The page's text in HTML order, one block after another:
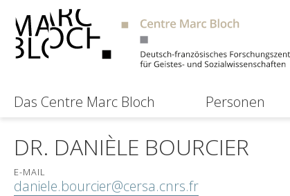
Das Centre Marc Bloch Personen
DR. DANIÈLE BOURCIER
E-MAIL
daniele.bourcier@cersa.cnrs.fr